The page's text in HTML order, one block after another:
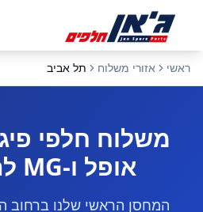
ראשי אזורי משלוח תל אביב
משלוח חלפי
אופל ו-MG לתל אביב